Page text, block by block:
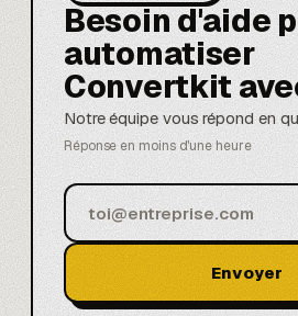
Besoin d'aide
automatiser
Convertkit
Notre équipe vous répond en
Réponse en moins d'une heure
Envoyer